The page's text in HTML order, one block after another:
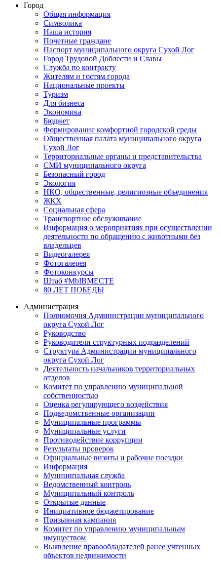
Город
Общая информация
Символика
Наша история
Почетные граждане
Паспорт муниципального округа Сухой Лог
Город Трудовой Доблести и Славы
Служба по контракту
Жителям и гостям города
Национальные проекты
Туризм
Для бизнеса
Экономика
Бюджет
Формирование комфортной городской среды
Общественная палата муниципального округа
Сухой Лог
Территориальные органы и представительства
СМИ муниципального округа
Безопасный город
Экология
НКО, общественные, религиозные объединения
ЖКХ
Социальная сфера
Транспортное обслуживание
Информация о мероприятиях при осуществлении
деятельности по обращению с животными без
владельцев
Видеогалерея
Фотогалерея
Фотоконкурсы
Штаб #MbIBMECTE
80 ЛЕТ ПОБЕДЫ
Администрация
Полномочия Администрации муниципального
округа Сухой Лог
Руководство
Руководители структурных подразделений
Структура Администрации муниципального
округа Сухой Лог
Деятельность начальников территориальных
отделов
Комитет по управлению муниципальной
собственностью
Оценка регулирующего воздействия
Подведомственные организации
Муниципальные программы
Муниципальные услуги
Противодействие коррупции
Результаты проверок
Официальные визиты и рабочие поездки
Информация
Муниципальная служба
Ведомственный контроль
Муниципальный контроль
Открытые данные
Инициативное бюджетирование
Призывная кампания
Комитет по управлению муниципальным
имуществом
Выявление правообладателей ранее учтенных
объектов недвижимости